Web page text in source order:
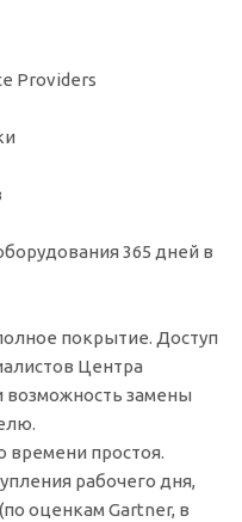
Providers
365 дней в
покрытие. Доступ
Центра
возможность замены
времени простоя.
рабочего дня,
оценкам Gartner, в